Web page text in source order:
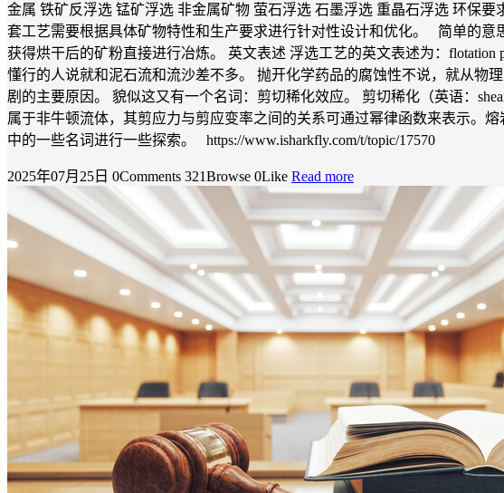
金属 铁矿反浮选 锰矿浮选 非金属矿物 萤石浮选 石墨浮选 重晶石浮选 环保
套工艺需要根据具体矿物特性和生产要求进行针对性设计和优化。 简单的意
获得烘干后的矿粉直接进行冶炼。 英文表述 浮选工艺的英文表述为：
懂行的人说就和泥石流和流沙差不多。 抛开化学药品的腐蚀性不说，就从物
剧的主要原因。 貌似这又有一个名词：剪切稀化效应。 剪切稀化（英语：
属于非牛顿流体，其剪应力与剪应变率之间的关系可通过幂律函数来表示。
中的一些名词进行一些探索。 https://www.isharkfly.com/t/topic/17570
2025年07月25日 0Comments 321Browse 0Like Read more